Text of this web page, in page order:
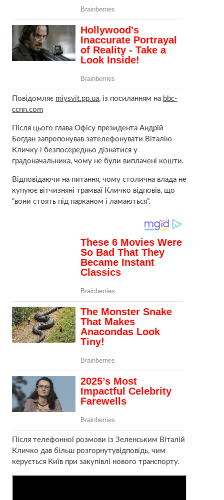
Повідомляє miysvit.pp.ua, із посиланням на bbc-
ccnn.com
Після цього глава Офісу президента Андрій
Богдан запропонував зателефонувати Віталію
Кличку і безпосередньо дізнатися у
градоначальника, чому не були виплачені кошти.
Відповідаючи на питання, чому столична влада не
купуює вітчизняні трамваї Кличко відповів, що
“вони стоять під парканом і ламаються”.
Після телефонної розмови із Зеленським Віталій
Кличко дав більш розгорнутувідповідь, чим
керується Київ при закупівлі нового транспорту.